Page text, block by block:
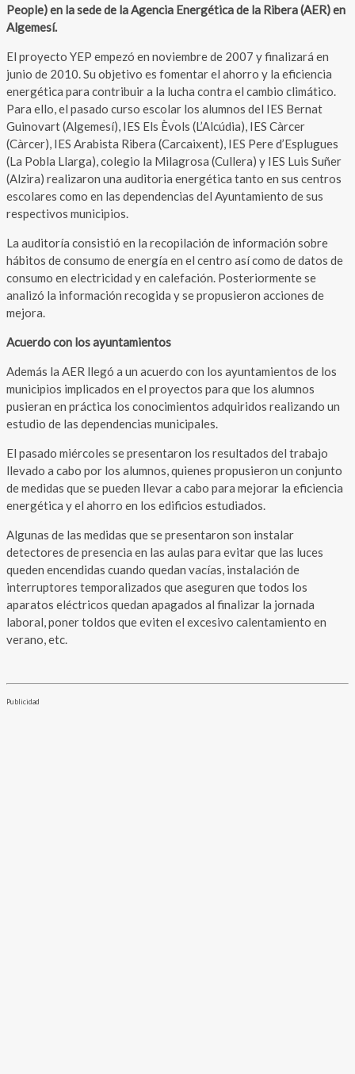
People) en la sede de la Agencia Energética de la Ribera (AER) en
Algemesí.
El proyecto YEP empezó en noviembre de 2007 y finalizará en
junio de 2010. Su objetivo es fomentar el ahorro y la eficiencia
energética para contribuir a la lucha contra el cambio climático.
Para ello, el pasado curso escolar los alumnos del IES Bernat
Guinovart (Algemesí), IES Els Èvols (L’Alcúdia), IES Càrcer
(Càrcer), IES Arabista Ribera (Carcaixent), IES Pere d’Esplugues
(La Pobla Llarga), colegio la Milagrosa (Cullera) y IES Luis Suñer
(Alzira) realizaron una auditoria energética tanto en sus centros
escolares como en las dependencias del Ayuntamiento de sus
respectivos municipios.
La auditoría consistió en la recopilación de información sobre
hábitos de consumo de energía en el centro así como de datos de
consumo en electricidad y en calefación. Posteriormente se
analizó la información recogida y se propusieron acciones de
mejora.
Acuerdo con los ayuntamientos
Además la AER llegó a un acuerdo con los ayuntamientos de los
municipios implicados en el proyectos para que los alumnos
pusieran en práctica los conocimientos adquiridos realizando un
estudio de las dependencias municipales.
El pasado miércoles se presentaron los resultados del trabajo
llevado a cabo por los alumnos, quienes propusieron un conjunto
de medidas que se pueden llevar a cabo para mejorar la eficiencia
energética y el ahorro en los edificios estudiados.
Algunas de las medidas que se presentaron son instalar
detectores de presencia en las aulas para evitar que las luces
queden encendidas cuando quedan vacías, instalación de
interruptores temporalizados que aseguren que todos los
aparatos eléctricos quedan apagados al finalizar la jornada
laboral, poner toldos que eviten el excesivo calentamiento en
verano, etc.
Publicidad